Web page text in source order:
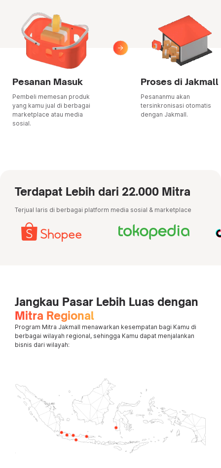
Pesanan Masuk
Pembeli memesan produk
yang kamu jual di berbagai
marketplace atau media
sosial.
Proses di Jakmall
Pesananmu akan
tersinkronisasi otomatis
dengan Jakmall.
Terdapat Lebih dari 22.000 Mitra
Terjual laris di berbagai platform media sosial & marketplace
Jangkau Pasar Lebih Luas dengan
Mitra Regional
Program Mitra Jakmall menawarkan kesempatan bagi Kamu di
berbagai wilayah regional, sehingga Kamu dapat menjalankan
bisnis dari wilayah: